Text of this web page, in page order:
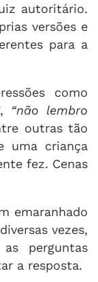
autoritário.
versões e
para a
como
, “não lembro
outras tão
uma criança
fez. Cenas
emaranhado
vezes,
perguntas
a resposta.